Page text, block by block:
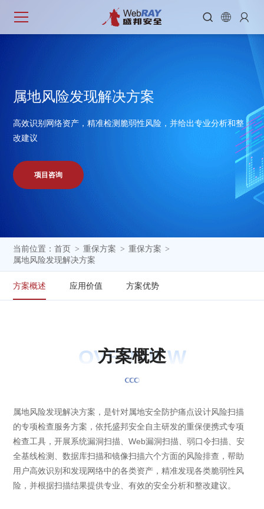
  
属地风险发现解决方案
高效识别网络资产，精准检测脆弱性风险，并给出专业分析和整
改建议
项目咨询
当前位置：首页 > 重保方案 > 重保方案 >
属地风险发现解决方案
方案概述 应用价值 方案优势
OVERVIEW
方案概述
属地风险发现解决方案，是针对属地安全防护痛点设计风险扫描
的专项检查服务方案，依托盛邦安全自主研发的重保便携式专项
检查工具，开展系统漏洞扫描、Web漏洞扫描、弱口令扫描、安
全基线检测、数据库扫描和镜像扫描六个方面的风险排查，帮助
用户高效识别和发现网络中的各类资产，精准发现各类脆弱性风
险，并根据扫描结果提供专业、有效的安全分析和整改建议。